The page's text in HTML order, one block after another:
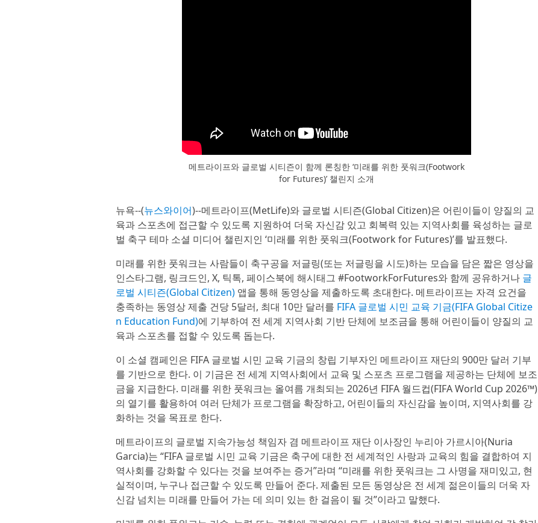
메트라이프와 글로벌 시티즌이 함께 론칭한 ‘미래를 위한 풋워크(Footwork
for Futures)’ 챌린지 소개
뉴욕--(뉴스와이어)--메트라이프(MetLife)와 글로벌 시티즌(Global Citizen)은 어린이들이 양질의 교
육과 스포츠에 접근할 수 있도록 지원하여 더욱 자신감 있고 회복력 있는 지역사회를 육성하는 글로
벌 축구 테마 소셜 미디어 챌린지인 ‘미래를 위한 풋워크(Footwork for Futures)’를 발표했다.
미래를 위한 풋워크는 사람들이 축구공을 저글링(또는 저글링을 시도)하는 모습을 담은 짧은 영상을
인스타그램, 링크드인, X, 틱톡, 페이스북에 해시태그 #FootworkForFutures와 함께 공유하거나 글
로벌 시티즌(Global Citizen) 앱을 통해 동영상을 제출하도록 초대한다. 메트라이프는 자격 요건을
충족하는 동영상 제출 건당 5달러, 최대 10만 달러를 FIFA 글로벌 시민 교육 기금(FIFA Global Citize
n Education Fund)에 기부하여 전 세계 지역사회 기반 단체에 보조금을 통해 어린이들이 양질의 교
육과 스포츠를 접할 수 있도록 돕는다.
이 소셜 캠페인은 FIFA 글로벌 시민 교육 기금의 창립 기부자인 메트라이프 재단의 900만 달러 기부
를 기반으로 한다. 이 기금은 전 세계 지역사회에서 교육 및 스포츠 프로그램을 제공하는 단체에 보조
금을 지급한다. 미래를 위한 풋워크는 올여름 개최되는 2026년 FIFA 월드컵(FIFA World Cup 2026™)
의 열기를 활용하여 여러 단체가 프로그램을 확장하고, 어린이들의 자신감을 높이며, 지역사회를 강
화하는 것을 목표로 한다.
메트라이프의 글로벌 지속가능성 책임자 겸 메트라이프 재단 이사장인 누리아 가르시아(Nuria
Garcia)는 “FIFA 글로벌 시민 교육 기금은 축구에 대한 전 세계적인 사랑과 교육의 힘을 결합하여 지
역사회를 강화할 수 있다는 것을 보여주는 증거”라며 “미래를 위한 풋워크는 그 사명을 재미있고, 현
실적이며, 누구나 접근할 수 있도록 만들어 준다. 제출된 모든 동영상은 전 세계 젊은이들의 더욱 자
신감 넘치는 미래를 만들어 가는 데 의미 있는 한 걸음이 될 것”이라고 말했다.